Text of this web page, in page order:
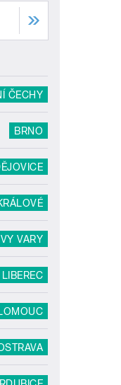
ČECHY
BRNO
VARY
LIBEREC